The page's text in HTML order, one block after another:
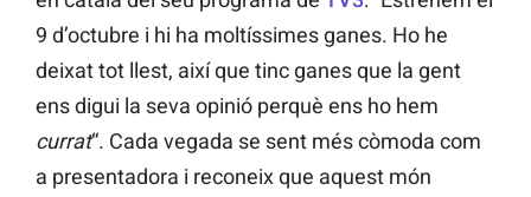
9 d’octubre i hi ha moltíssimes ganes. Ho he
deixat tot llest, així que tinc ganes que la gent
ens digui la seva opinió perquè ens ho hem
currat“. Cada vegada se sent més còmoda com
a presentadora i reconeix que aquest món